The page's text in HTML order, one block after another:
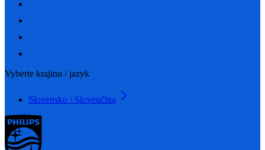
Vyberte krajinu / jazyk
Slovensko / Slovenčina